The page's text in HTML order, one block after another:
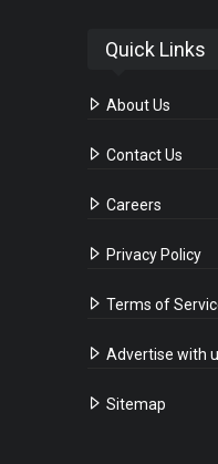
Quick Links
About Us
Contact Us
Careers
Privacy Policy
Terms of
Advertise with
Sitemap